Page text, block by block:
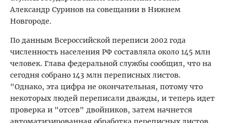
Александр Суринов на совещании в Нижнем
Новгороде.
По данным Всероссийской переписи 2002 года
численность населения РФ составляла около 145 млн
человек. Глава федеральной службы сообщил, что на
сегодня собрано 143 млн переписных листов.
"Однако, эта цифра не окончательная, потому что
некоторых людей переписали дважды, и теперь идет
проверка и "отсев" двойников, затем начнется